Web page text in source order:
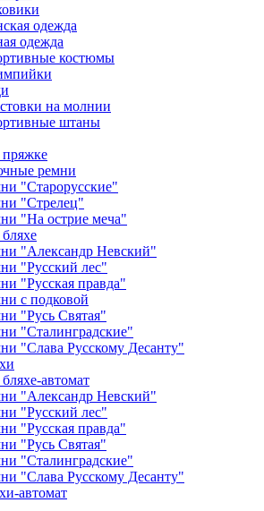
одежда
одежда
костюмы
на молнии
штаны
ремни
"Старорусские"
"Стрелец"
"На острие меча"
"Александр Невский"
"Русский лес"
"Русская правда"
с подковой
"Русь Святая"
"Сталинградские"
"Слава Русскому Десанту"
автомат
"Александр Невский"
"Русский лес"
"Русская правда"
"Русь Святая"
"Сталинградские"
"Слава Русскому Десанту"
автомат